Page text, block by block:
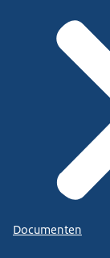
Documenten